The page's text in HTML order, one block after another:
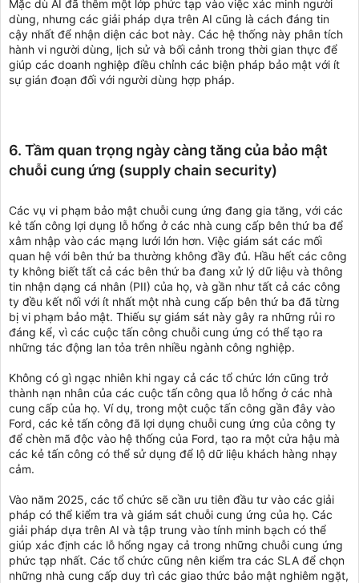
Mặc dù AI đã thêm một lớp phức tạp vào việc xác minh người
dùng, nhưng các giải pháp dựa trên AI cũng là cách đáng tin
cậy nhất để nhận diện các bot này. Các hệ thống này phân tích
hành vi người dùng, lịch sử và bối cảnh trong thời gian thực để
giúp các doanh nghiệp điều chỉnh các biện pháp bảo mật với ít
sự gián đoạn đối với người dùng hợp pháp.
6. Tầm quan trọng ngày càng tăng của bảo mật
chuỗi cung ứng (supply chain security)
Các vụ vi phạm bảo mật chuỗi cung ứng đang gia tăng, với các
kẻ tấn công lợi dụng lỗ hổng ở các nhà cung cấp bên thứ ba để
xâm nhập vào các mạng lưới lớn hơn. Việc giám sát các mối
quan hệ với bên thứ ba thường không đầy đủ. Hầu hết các công
ty không biết tất cả các bên thứ ba đang xử lý dữ liệu và thông
tin nhận dạng cá nhân (PII) của họ, và gần như tất cả các công
ty đều kết nối với ít nhất một nhà cung cấp bên thứ ba đã từng
bị vi phạm bảo mật. Thiếu sự giám sát này gây ra những rủi ro
đáng kể, vì các cuộc tấn công chuỗi cung ứng có thể tạo ra
những tác động lan tỏa trên nhiều ngành công nghiệp.
Không có gì ngạc nhiên khi ngay cả các tổ chức lớn cũng trở
thành nạn nhân của các cuộc tấn công qua lỗ hổng ở các nhà
cung cấp của họ. Ví dụ, trong một cuộc tấn công gần đây vào
Ford, các kẻ tấn công đã lợi dụng chuỗi cung ứng của công ty
để chèn mã độc vào hệ thống của Ford, tạo ra một cửa hậu mà
các kẻ tấn công có thể sử dụng để lộ dữ liệu khách hàng nhạy
cảm.
Vào năm 2025, các tổ chức sẽ cần ưu tiên đầu tư vào các giải
pháp có thể kiểm tra và giám sát chuỗi cung ứng của họ. Các
giải pháp dựa trên AI và tập trung vào tính minh bạch có thể
giúp xác định các lỗ hổng ngay cả trong những chuỗi cung ứng
phức tạp nhất. Các tổ chức cũng nên kiểm tra các SLA để chọn
những nhà cung cấp duy trì các giao thức bảo mật nghiêm ngặt,